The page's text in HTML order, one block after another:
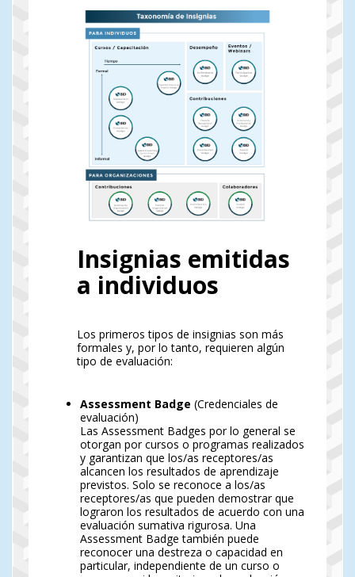
Insignias emitidas
a individuos
Los primeros tipos de insignias son más
formales y, por lo tanto, requieren algún
tipo de evaluación:
Assessment Badge (Credenciales de
evaluación)
Las Assessment Badges por lo general se
otorgan por cursos o programas realizados
y garantizan que los/as receptores/as
alcancen los resultados de aprendizaje
previstos. Solo se reconoce a los/as
receptores/as que pueden demostrar que
lograron los resultados de acuerdo con una
evaluación sumativa rigurosa. Una
Assessment Badge también puede
reconocer una destreza o capacidad en
particular, independiente de un curso o